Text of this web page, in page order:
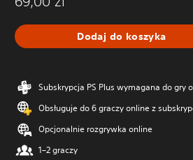
Dodaj do koszyka
Subskrypcja PS Plus wymagana do gry
Obsługuje do 6 graczy online z
Opcjonalnie rozgrywka online
1–2 graczy